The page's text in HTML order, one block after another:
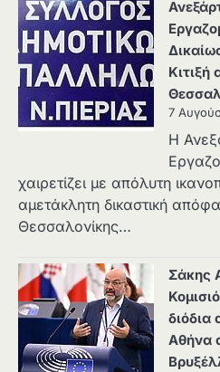
Κιτιξή
7
Η
χαιρετίζει με απόλυτη
αμετάκλητη δικαστική
Θεσσαλονίκης…
Σάκης
διόδια
Αθήνα